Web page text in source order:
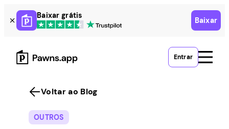
Skip
to
content
Baixar grátis
Baixar
Entrar
Voltar ao Blog
OUTROS